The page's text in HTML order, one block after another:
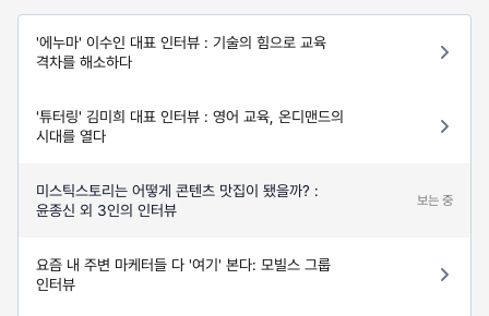
'에누마' 이수인 대표 인터뷰 : 기술의 힘으로 교육
격차를 해소하다
'튜터링' 김미희 대표 인터뷰 : 영어 교육, 온디맨드의
시대를 열다
미스틱스토리는 어떻게 콘텐츠 맛집이 됐을까? :
윤종신 외 3인의 인터뷰
보는 중
요즘 내 주변 마케터들 다 '여기' 본다: 모빌스 그룹
인터뷰